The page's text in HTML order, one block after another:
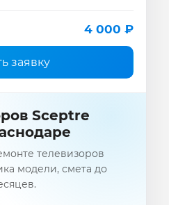
4 000 ₽
заявку
Sceptre
телевизоров
модели, смета до